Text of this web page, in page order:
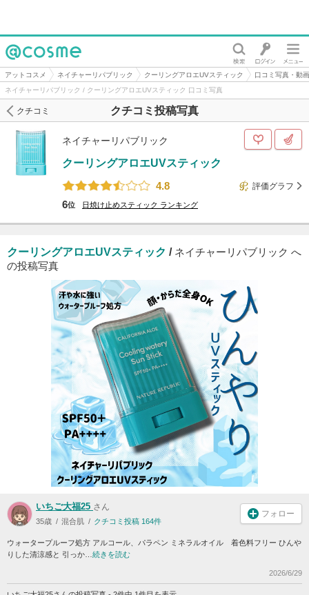
@cosme
アットコスメ ネイチャーリパブリック クーリングアロエUVスティック
口コミ写真・動
ネイチャーリパブリック / クーリングアロエUVスティック 口コミ写真
クチコミ投稿写真
クチコミ
ネイチャーリパブリック
クーリングアロエUVスティック
4.8
評価グラフ
6位 日焼け止めスティック ランキング
クーリングアロエUVスティック / ネイチャーリパブリック へ
の投稿写真
いちご大福25 さん
35歳 混合肌 クチコミ投稿 164件
フォロー
ウォータープルーフ処方 アルコール、パラペン ミネラルオイル 着色料フリー ひんや
りした清涼感と 引っか… 続きを読む
2026/6/29